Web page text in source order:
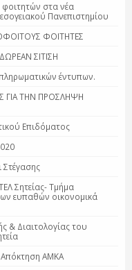
φοιτητών στα νέα
Πανεπιστημίου
ΦΟΙΤΗΤΕΣ
ΣΙΤΙΣΗ
έντυπων.
ΓΙΑ ΤΗΝ ΠΡΟΣΛΗΨΗ
Επιδόματος
Στέγασης
Σητείας- Τμήμα
ευπαθών οικονομικά
& Διαιτολογίας του
Απόκτηση ΑΜΚΑ